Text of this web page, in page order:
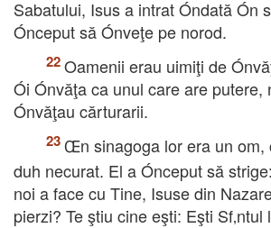
Sabatului, Isus a intrat Óndată Ón
Ónceput să Ónveţe pe norod.
Oamenii erau uimiţi de
Ói Ónvăţa ca unul care are putere,
Ónvăţau cărturarii.
Œn sinagoga lor era un om,
duh necurat. El a Ónceput să strige:
noi a face cu Tine, Isuse din
pierzi? Te ştiu cine eşti: Eşti